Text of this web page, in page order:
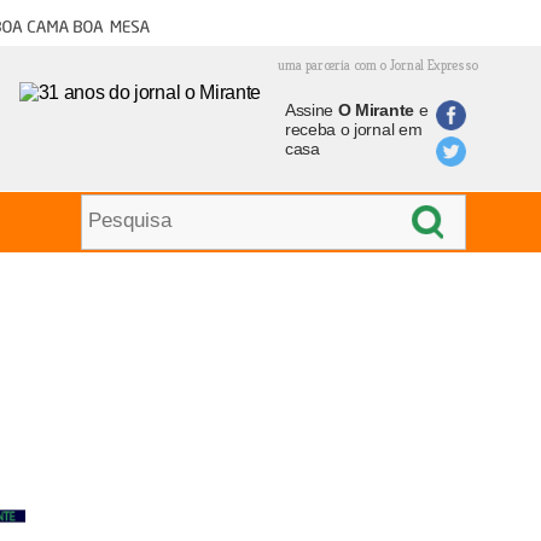
cama boa mesa
uma parceria com o Jornal Expresso
Assine O Mirantee
receba o jornal em
casa